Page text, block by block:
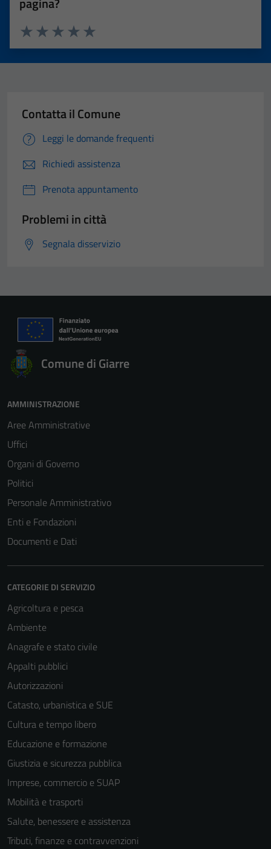
Valuta 5 stelle su 5
Valuta 4 stelle su 5
Valuta 3 stelle su 5
Valuta 2 stelle su 5
Valuta 1 stelle su 5
Contatta il Comune
Leggi le domande frequenti
Richiedi assistenza
Prenota appuntamento
Problemi in città
Segnala disservizio
Comune di Giarre
AMMINISTRAZIONE
Aree Amministrative
Uffici
Organi di Governo
Politici
Personale Amministrativo
Enti e Fondazioni
Documenti e Dati
CATEGORIE DI SERVIZIO
Agricoltura e pesca
Ambiente
Anagrafe e stato civile
Appalti pubblici
Autorizzazioni
Catasto, urbanistica e SUE
Cultura e tempo libero
Educazione e formazione
Giustizia e sicurezza pubblica
Imprese, commercio e SUAP
Mobilità e trasporti
Salute, benessere e assistenza
Tributi, finanze e contravvenzioni